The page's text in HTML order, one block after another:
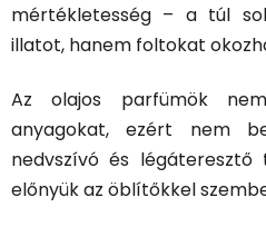
mértékletesség – a túl
illatot, hanem foltokat
Az olajos parfümök
anyagokat, ezért nem
nedvszívó és
előnyük az öblítőkkel